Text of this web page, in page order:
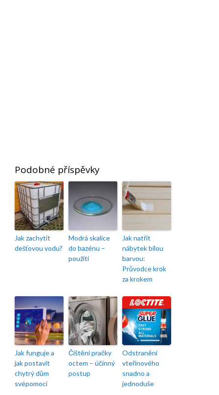
Podobné příspěvky
Jak zachytit
dešťovou vodu?
Modrá skalice
do bazénu –
použití
Jak natřít
nábytek bílou
barvou:
Průvodce krok
za krokem
Jak funguje a
jak postavit
chytrý dům
svépomocí
Čištění pračky
octem – účinný
postup
Odstranění
vteřinového
snadno a
jednoduše